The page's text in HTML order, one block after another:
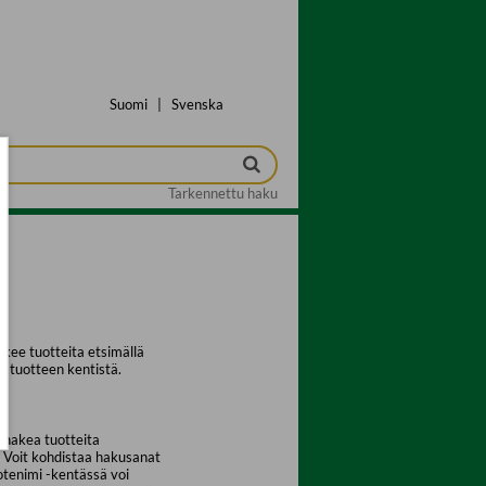
Suomi Svenska
Tarkennettu haku
tuotteita etsimällä
tuotteen kentistä.
hakea tuotteita
kohdistaa hakusanat
-kentässä voi